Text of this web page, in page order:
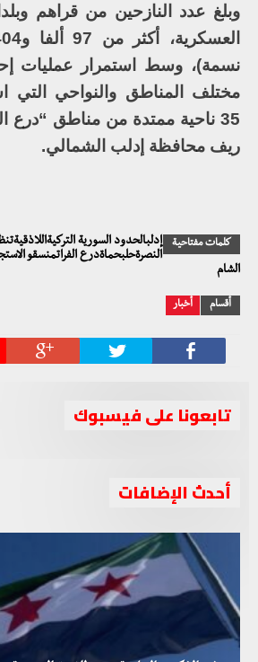
وبلغ عدد النازحين من قراهم
نسمة)، وسط استمرار عمليات
مختلف المناطق والنواحي التي
35 ناحية ممتدة من مناطق “درع
ريف محافظة إدلب الشمالي.
كلمات مفتاحية
إدلبالحدود السورية
النصرةحلبحماةدرع الفراتمنسقو
الشام
أقسام أخبار
تابعونا على فيسبوك
أحدث الإضافات